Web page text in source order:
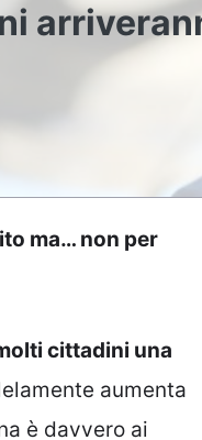
ma… non per
cittadini una
aumenta
è davvero ai